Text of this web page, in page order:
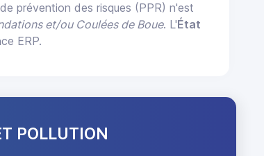
prévention des risques (PPR) n'est
et/ou Coulées de Boue. L'État
ERP.
POLLUTION